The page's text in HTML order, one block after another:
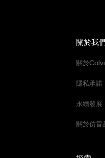
關於我
關於
隱私承諾
永續發展
關於仿冒